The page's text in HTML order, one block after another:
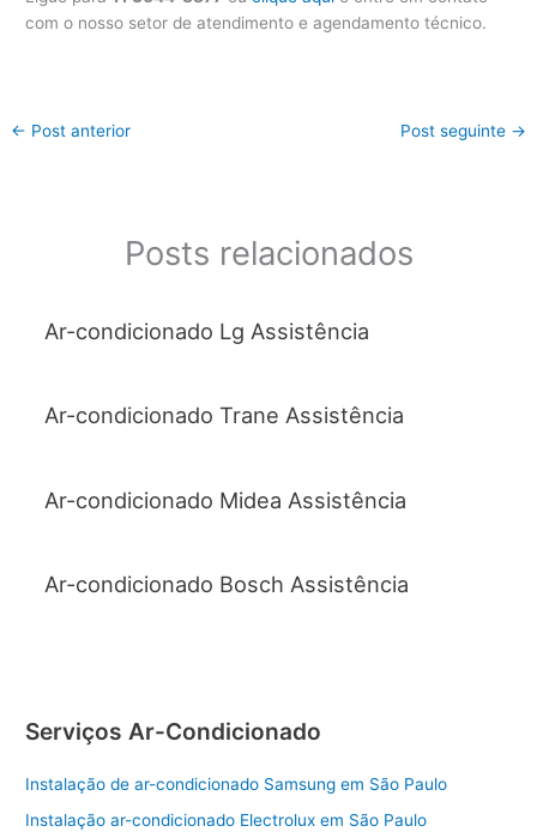
com o nosso setor de atendimento e agendamento técnico.
← Post anterior Post seguinte →
Posts relacionados
Ar-condicionado Lg Assistência
Ar-condicionado Trane Assistência
Ar-condicionado Midea Assistência
Ar-condicionado Bosch Assistência
Serviços Ar-Condicionado
Instalação de ar-condicionado Samsung em São Paulo
Instalação ar-condicionado Electrolux em São Paulo